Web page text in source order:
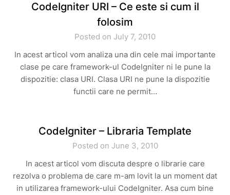
CodeIgniter URI – Ce este si cum il
folosim
Posted on July 7, 2010
In acest articol vom analiza una din cele mai importante
clase pe care framework-ul CodeIgniter ni le pune la
dispozitie: clasa URI. Clasa URI ne pune la dispozitie
functii care ne permit…
CodeIgniter – Libraria Template
Posted on June 3, 2010
In acest articol vom discuta despre o librarie care
rezolva o problema de care m-am lovit la un moment dat
in utilizarea framework-ului CodeIgniter. Asa cum bine